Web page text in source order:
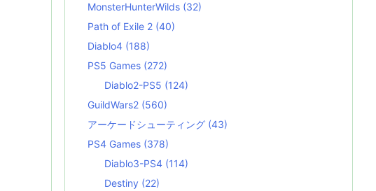
MonsterHunterWilds (32)
Path of Exile 2 (40)
Diablo4 (188)
PS5 Games (272)
Diablo2-PS5 (124)
GuildWars2 (560)
アーケードシューティング (43)
PS4 Games (378)
Diablo3-PS4 (114)
Destiny (22)